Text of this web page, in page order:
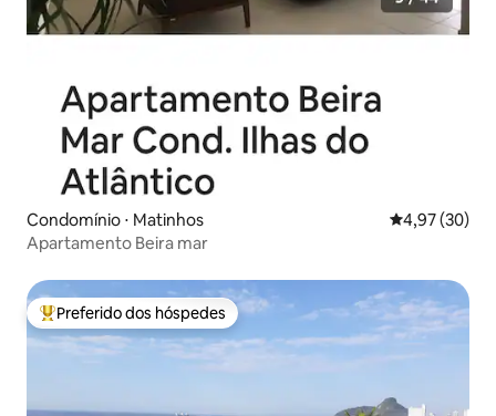
Condomínio ⋅ Matinhos 4,97 de uma
4,97 (30)
Apartamento Beira mar
Entre os melhores preferidos dos hóspedes
Preferido dos hóspedes